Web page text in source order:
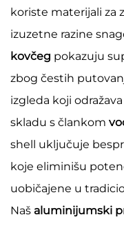
koriste materijali za
izuzetne razine
kovčeg pokazuju
zbog čestih
izgleda koji
skladu s člankom
shell uključuje
koje eliminišu
uobičajene u
Naš aluminijumski